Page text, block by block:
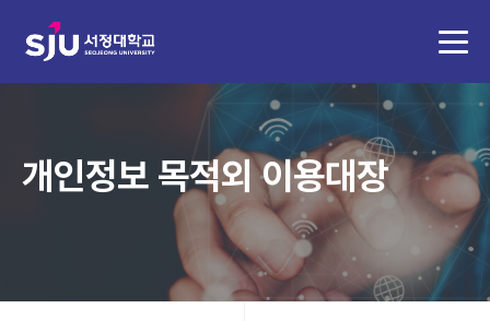
개인정보 목적외 이용대장